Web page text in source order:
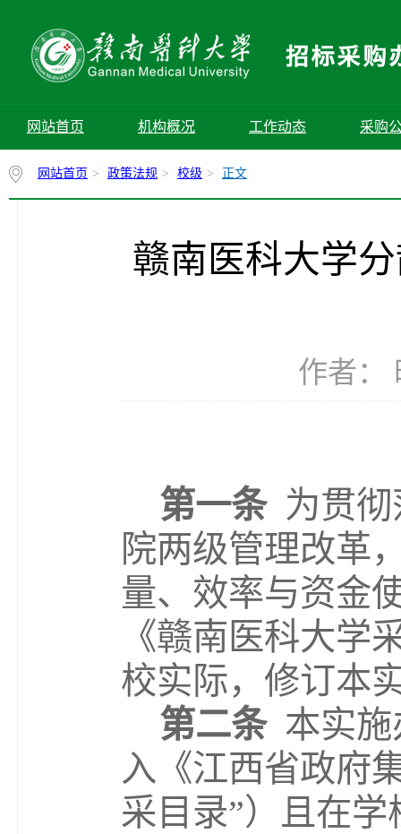
网站首页 机构概况 工作动态 采购
网站首页 > 政策法规 > 校级 > 正文
赣南医科大学
作者：
第一条 为贯
院两级管理改革
量、效率与资金
《赣南医科大学
校实际， 修订本
第二条 本实
入《江西省政府
采目录”）且在